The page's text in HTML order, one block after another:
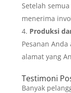
Setelah
menerima
Produksi
Pesanan
alamat yang
Testimoni
Banyak